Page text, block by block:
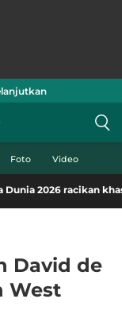
Foto Video
2026 racikan khas
David de
West